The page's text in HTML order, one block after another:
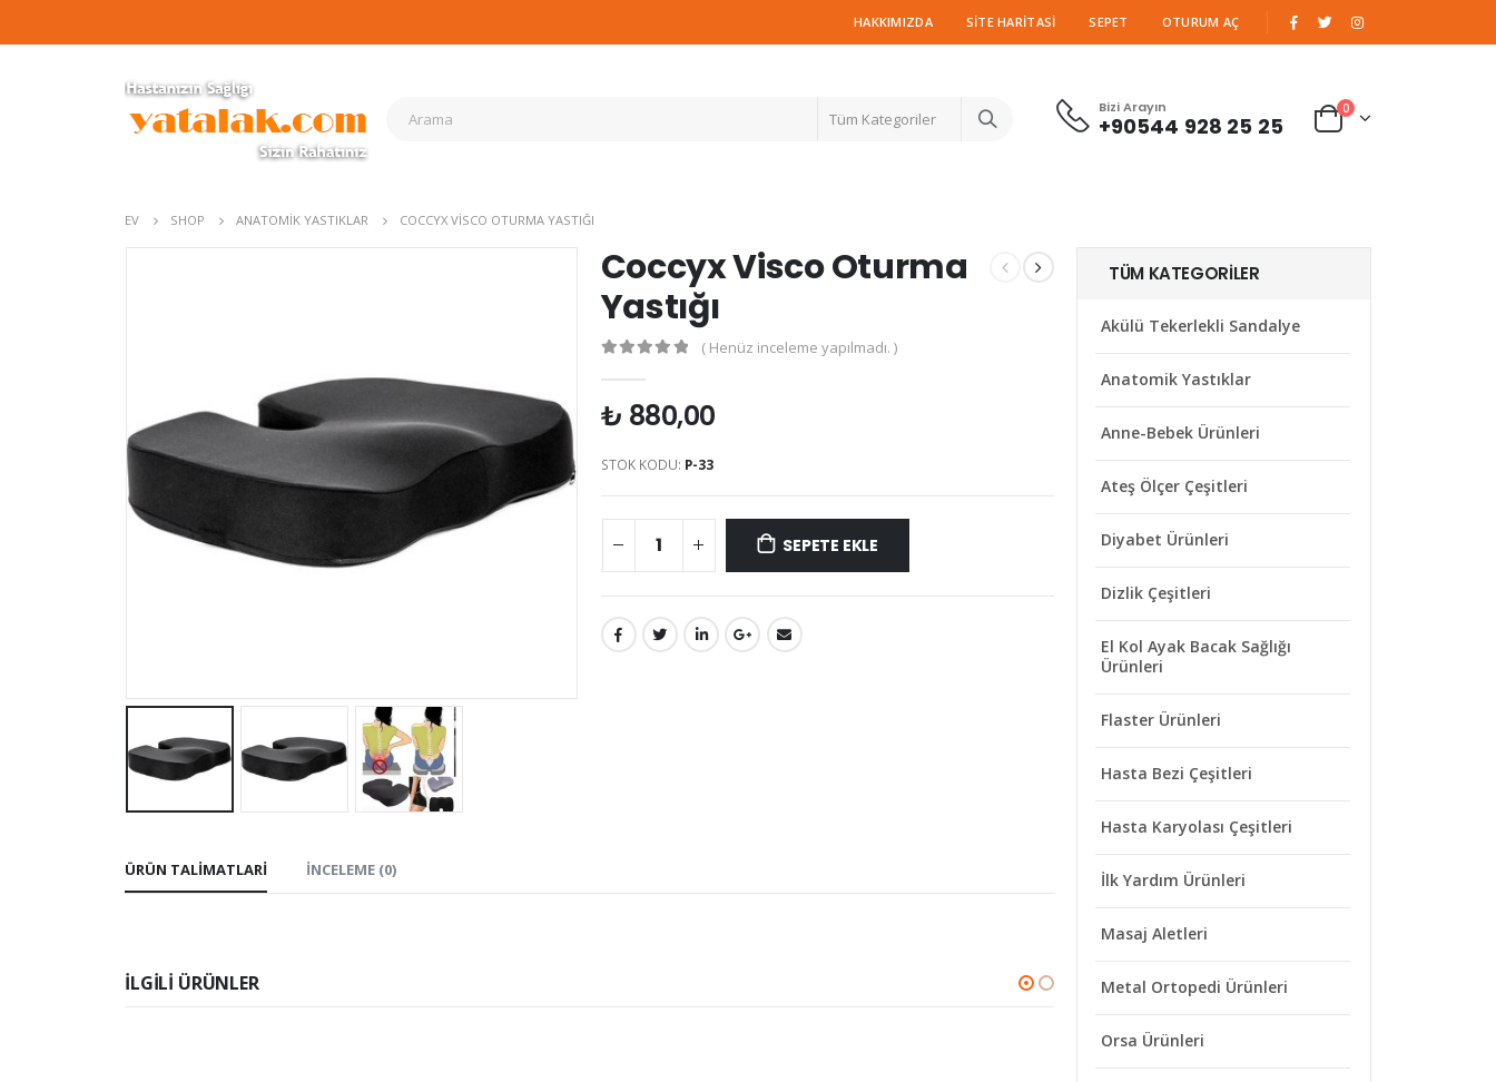
HAKKIMIZDA SITE HARITASI SEPET OTURUM AÇ
Tüm Kategoriler
Bizi Arayın
+90544 928 25 25
0
EV SHOP ANATOMIK YASTIKLAR COCCYX VISCO OTURMA YASTIĞI
Coccyx Visco Oturma
Yastığı
( Henüz inceleme yapılmadı. )
₺ 880,00
STOK KODU: P-33
SEPETE EKLE
ÜRÜN TALIMATLARI İNCELEME (0)
ILGILI ÜRÜNLER
TÜM KATEGORILER
Akülü Tekerlekli Sandalye
Anatomik Yastıklar
Anne-Bebek Ürünleri
Ateş Ölçer Çeşitleri
Diyabet Ürünleri
Dizlik Çeşitleri
El Kol Ayak Bacak Sağlığı
Ürünleri
Flaster Ürünleri
Hasta Bezi Çeşitleri
Hasta Karyolası Çeşitleri
İlk Yardım Ürünleri
Masaj Aletleri
Metal Ortopedi Ürünleri
Orsa Ürünleri